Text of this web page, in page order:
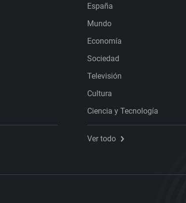
España
Mundo
Economía
Sociedad
Televisión
Cultura
Ciencia y Tecnología
Ver todo